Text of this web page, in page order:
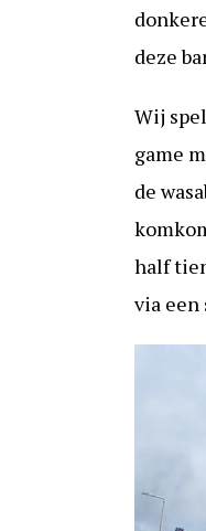
deze
Wij
game
de
half
via een